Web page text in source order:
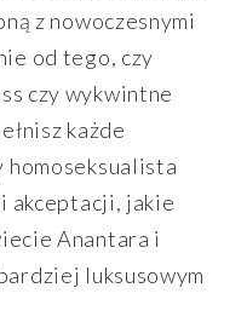
z nowoczesnymi
od tego, czy
czy wykwintne
każde
homoseksualista
akceptacji, jakie
Anantara i
luksusowym